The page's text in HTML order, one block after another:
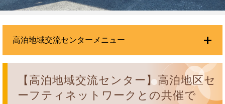
【高泊地域交流センター】高泊地区セ
ーフティネットワークとの共催で
高泊地域交流センターメニュー